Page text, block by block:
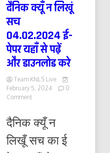
दैनिक क्यूँ न लिखूं
सच
04.02.2024 ई-
पेपर यहाँ से पढ़ें
और डाउनलोड करे
Team KNLS Live
February 5, 2024
0
Commenton
न
सच
04.02.2024
दैनिक क्यूँ न
लिखूँ सच का ई